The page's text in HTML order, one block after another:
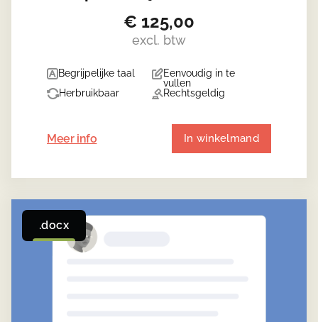
€ 125,00
excl. btw
Begrijpelijke taal
Eenvoudig in te
vullen
Herbruikbaar
Rechtsgeldig
Meer info In winkelmand
.docx